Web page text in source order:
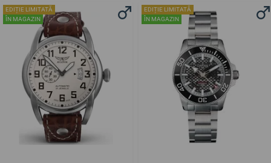
EDIȚIE LIMITATĂ
ÎN MAGAZIN
EDIȚIE LIMITATĂ
ÎN MAGAZIN